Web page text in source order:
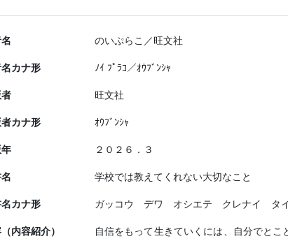
のいぷらこ／旺文社
カナ形 ﾉｲ ﾌﾟﾗｺ／ｵｳﾌﾞﾝｼｬ
旺文社
カナ形 ｵｳﾌﾞﾝｼｬ
２０２６．３
学校では教えてくれない大切なこと
カナ形 ガッコウ デワ オシエテ クレナイ タ
内容紹介）
自信をもって生きていくには、自分でとこ